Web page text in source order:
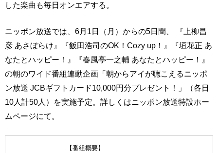
した楽曲も毎日オンエアする。
ニッポン放送では、6月1日（月）からの5日間、 『上柳昌
彦 あさぼらけ』『飯田浩司のOK！Cozy up！』『垣花正 あ
なたとハッピー！』『春風亭一之輔 あなたとハッピー！』
の朝のワイド番組連動企画「朝からアイが聴こえるニッポ
ン放送 JCBギフトカード10,000円分プレゼント！」（各日
10人計50人）を実施予定。詳しくはニッポン放送特設ホー
ムページにて。
【番組概要】